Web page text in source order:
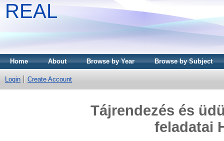
REAL
Home About Browse by Year Browse by Subject
Login Create Account
Tájrendezés és
feladatai